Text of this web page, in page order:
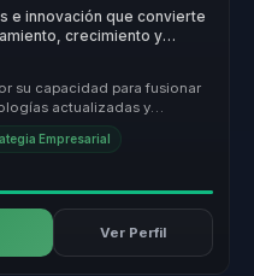
e innovación que convierte
crecimiento y
su capacidad para fusionar
actualizadas y
Empresarial
Ver Perfil